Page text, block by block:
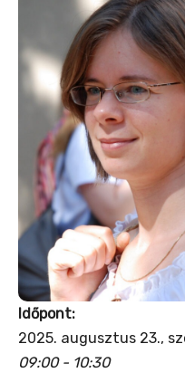
Időpont:
2025. augusztus 23.,
09:00 - 10:30